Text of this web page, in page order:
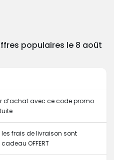
populaires le 8 août
d’achat avec ce code promo
frais de livraison sont
OFFERT